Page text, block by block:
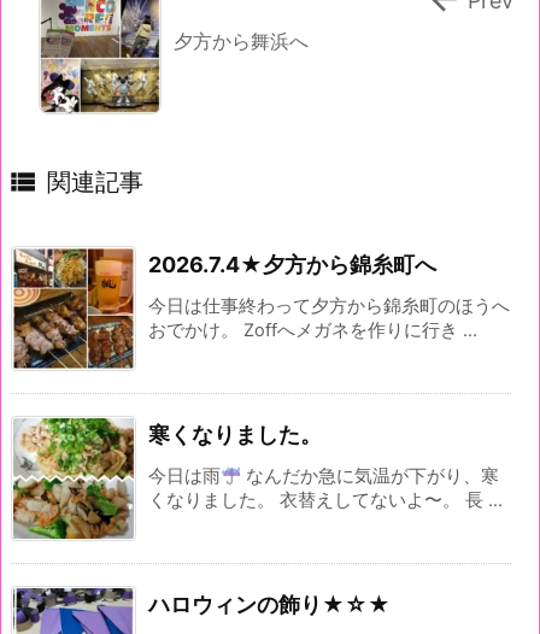
夕方から舞浜へ
 関連記事
2026.7.4★夕方から錦糸町へ
今日は仕事終わって夕方から錦糸町のほうへ
おでかけ。 Zoffへメガネを作りに行き ...
寒くなりました。
今日は雨
なんだか急に気温が下がり、寒
くなりました。 衣替えしてないよ〜。 長 ...
ハロウィンの飾り★☆★